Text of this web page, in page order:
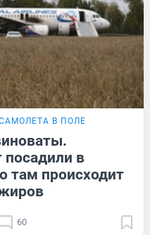
В ПОЛЕ
посадили в
там происходит
60